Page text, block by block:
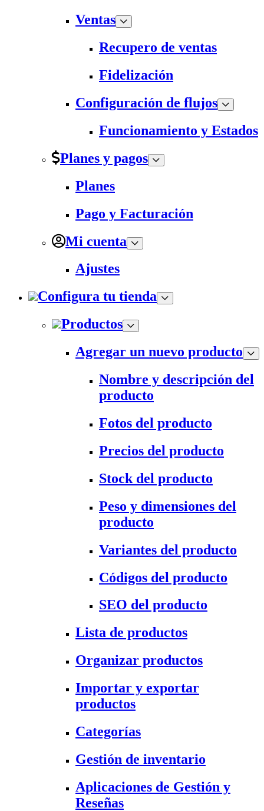
Ventas
Recupero de ventas
Fidelización
Configuración de flujos
Funcionamiento y Estados
Planes y pagos
Planes
Pago y Facturación
Mi cuenta
Ajustes
Configura tu tienda
Productos
Agregar un nuevo producto
Nombre y descripción del
producto
Fotos del producto
Precios del producto
Stock del producto
Peso y dimensiones del
producto
Variantes del producto
Códigos del producto
SEO del producto
Lista de productos
Organizar productos
Importar y exportar
productos
Categorías
Gestión de inventario
Aplicaciones de Gestión y
Reseñas